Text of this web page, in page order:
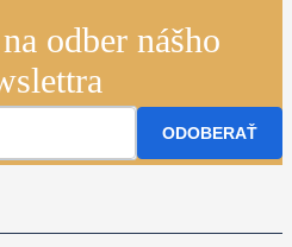
odber nášho
ODOBERAŤ